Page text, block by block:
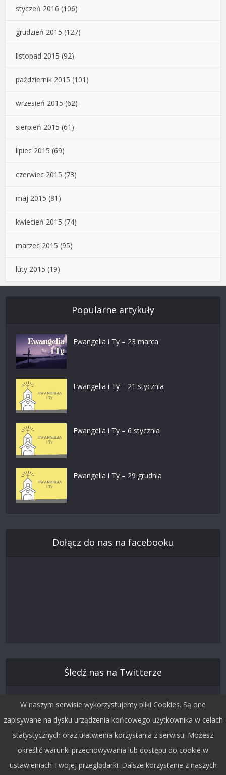
styczeń 2016 (106)
grudzień 2015 (127)
listopad 2015 (92)
październik 2015 (101)
wrzesień 2015 (62)
sierpień 2015 (61)
lipiec 2015 (69)
czerwiec 2015 (73)
maj 2015 (81)
kwiecień 2015 (74)
marzec 2015 (95)
luty 2015 (19)
Popularne artykuły
Ewangelia i Ty – 23 marca
Ewangelia i Ty – 21 stycznia
Ewangelia i Ty – 6 stycznia
Ewangelia i Ty – 29 grudnia
Dołącz do nas na facebooku
Śledź nas na Twitterze
W naszym serwisie wykorzystujemy pliki Cookies. Są one
zapisywane na dysku urządzenia końcowego użytkownika w celach
statystycznych oraz ułatwienia korzystania z serwisu. Możesz
określić warunki przechowywania lub dostępu do cookie w
ustawieniach Twojej przeglądarki. Dalsze korzystanie z naszych